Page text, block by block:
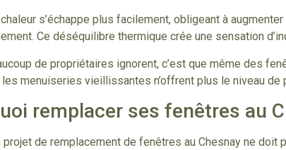
chaleur s’échappe plus facilement, obligeant à
Ce déséquilibre thermique crée une sensation
de propriétaires ignorent, c’est que même des
menuiseries vieillissantes n’offrent plus le niveau de
remplacer ses fenêtres au
projet de remplacement de fenêtres au Chesnay ne